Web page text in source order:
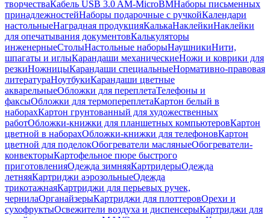
творчестваКабель USB 3.0 AM-MicroBMНаборы письменных
принадлежностейНаборы подарочные с ручкойКалендари
настольныеНаградная продукцияКалькаНаклейкиНаклейки
для опечатывания документовКалькуляторы
инженерныеСтолыНастольные наборыНаушникиНити,
шпагаты и иглыКарандаши механическиеНожи и коврики для
резкиНожницыКарандаши специальныеНормативно-правовая
литератураНоутбукиКарандаши цветные
акварельныеОбложки для переплетаТелефоны и
факсыОбложки для термопереплетаКартон белый в
наборахКартон грунтованный для художественных
работОбложки-книжки для планшетных компьютеровКартон
цветной в наборахОбложки-книжки для телефоновКартон
цветной для поделокОбогреватели масляныеОбогреватели-
конвекторыКартофельное пюре быстрого
приготовленияОдежда зимняяКартридерыОдежда
летняяКартриджи аэрозольныеОдежда
трикотажнаяКартриджи для перьевых ручек,
чернилаОрганайзерыКартриджи для плоттеровОрехи и
сухофруктыОсвежители воздуха и диспенсерыКартриджи для